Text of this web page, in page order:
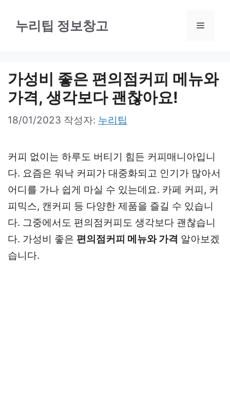
누리팁 정보창고 메
가성비 좋은 편의점커피 메뉴와
가격, 생각보다 괜찮아요!
18/01/2023 작성자: 누리팁
커피 없이는 하루도 버티기 힘든 커피매니아입니
다. 요즘은 워낙 커피가 대중화되고 인기가 많아서
어디를 가나 쉽게 마실 수 있는데요. 카페 커피, 커
피믹스, 캔커피 등 다양한 제품을 즐길 수 있습니
다. 그중에서도 편의점커피도 생각보다 괜찮습니
다. 가성비 좋은 편의점커피 메뉴와 가격 알아보겠
습니다.